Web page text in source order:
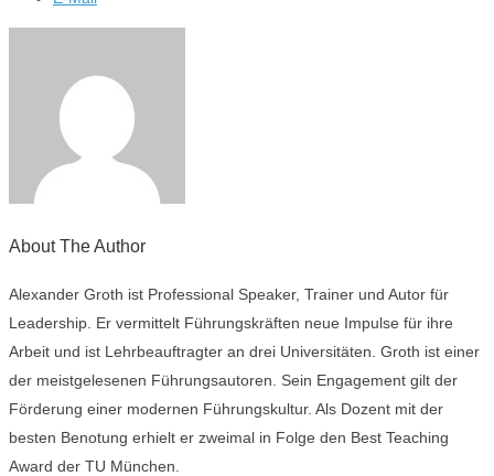
About The Author
Alexander Groth ist Professional Speaker, Trainer und Autor für
Leadership. Er vermittelt Führungskräften neue Impulse für ihre
Arbeit und ist Lehrbeauftragter an drei Universitäten. Groth ist einer
der meistgelesenen Führungsautoren. Sein Engagement gilt der
Förderung einer modernen Führungskultur. Als Dozent mit der
besten Benotung erhielt er zweimal in Folge den Best Teaching
Award der TU München.